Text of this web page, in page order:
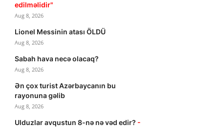
edilməlidir"
Aug 8, 2026
Lionel Messinin atası ÖLDÜ
Aug 8, 2026
Sabah hava necə olacaq?
Aug 8, 2026
Ən çox turist Azərbaycanın bu
rayonuna gəlib
Aug 8, 2026
Ulduzlar avqustun 8-nə nə vəd edir? -